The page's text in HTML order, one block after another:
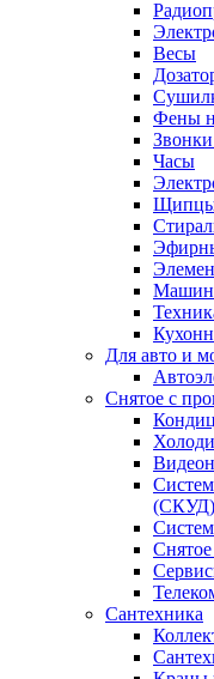
Весы
Фены
Часы
Для авто и
Снятое с
Сантехника